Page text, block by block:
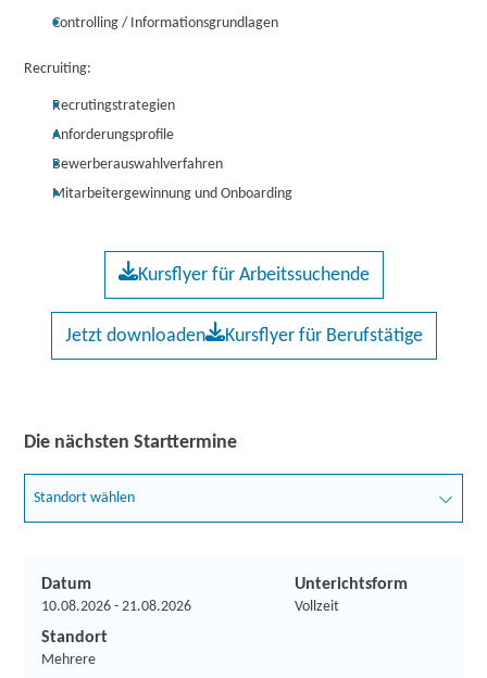
Controlling / Informationsgrundlagen
Recruiting:
Recrutingstrategien
Anforderungsprofile
Bewerberauswahlverfahren
Mitarbeitergewinnung und Onboarding
Kursflyer für Arbeitssuchende
Jetzt downloaden Kursflyer für Berufstätige
Die nächsten Starttermine
Standort wählen
Datum
10.08.2026 - 21.08.2026
Unterichtsform
Vollzeit
Standort
Mehrere